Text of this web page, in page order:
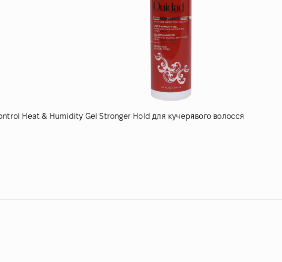
Heat & Humidity Gel Stronger Hold для кучерявого волосся